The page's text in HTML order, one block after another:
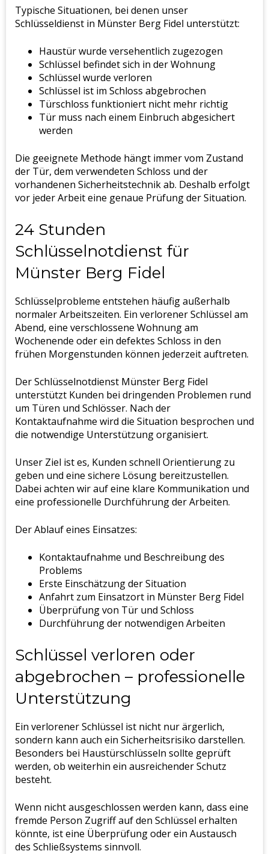
Typische Situationen, bei denen unser
Schlüsseldienst in Münster Berg Fidel unterstützt:
Haustür wurde versehentlich zugezogen
Schlüssel befindet sich in der Wohnung
Schlüssel wurde verloren
Schlüssel ist im Schloss abgebrochen
Türschloss funktioniert nicht mehr richtig
Tür muss nach einem Einbruch abgesichert
werden
Die geeignete Methode hängt immer vom Zustand
der Tür, dem verwendeten Schloss und der
vorhandenen Sicherheitstechnik ab. Deshalb erfolgt
vor jeder Arbeit eine genaue Prüfung der Situation.
24 Stunden
Schlüsselnotdienst für
Münster Berg Fidel
Schlüsselprobleme entstehen häufig außerhalb
normaler Arbeitszeiten. Ein verlorener Schlüssel am
Abend, eine verschlossene Wohnung am
Wochenende oder ein defektes Schloss in den
frühen Morgenstunden können jederzeit auftreten.
Der Schlüsselnotdienst Münster Berg Fidel
unterstützt Kunden bei dringenden Problemen rund
um Türen und Schlösser. Nach der
Kontaktaufnahme wird die Situation besprochen und
die notwendige Unterstützung organisiert.
Unser Ziel ist es, Kunden schnell Orientierung zu
geben und eine sichere Lösung bereitzustellen.
Dabei achten wir auf eine klare Kommunikation und
eine professionelle Durchführung der Arbeiten.
Der Ablauf eines Einsatzes:
Kontaktaufnahme und Beschreibung des
Problems
Erste Einschätzung der Situation
Anfahrt zum Einsatzort in Münster Berg Fidel
Überprüfung von Tür und Schloss
Durchführung der notwendigen Arbeiten
Schlüssel verloren oder
abgebrochen – professionelle
Unterstützung
Ein verlorener Schlüssel ist nicht nur ärgerlich,
sondern kann auch ein Sicherheitsrisiko darstellen.
Besonders bei Haustürschlüsseln sollte geprüft
werden, ob weiterhin ein ausreichender Schutz
besteht.
Wenn nicht ausgeschlossen werden kann, dass eine
fremde Person Zugriff auf den Schlüssel erhalten
könnte, ist eine Überprüfung oder ein Austausch
des Schließsystems sinnvoll.